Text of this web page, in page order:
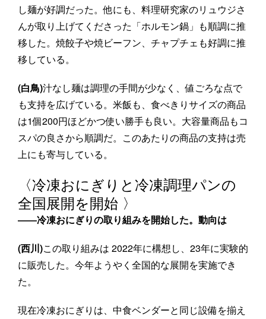
し麺が好調だった。他にも、料理研究家のリュウジさ
んが取り上げてくださった「ホルモン鍋」も順調に推
移した。焼餃子や焼ビーフン、チャプチェも好調に推
移している。
(白鳥)汁なし麺は調理の手間が少なく、値ごろな点で
も支持を広げている。米飯も、食べきりサイズの商品
は1個200円ほどかつ使い勝手も良い。大容量商品もコ
スパの良さから順調だ。このあたりの商品の支持は売
上にも寄与している。
〈冷凍おにぎりと冷凍調理パンの
全国展開を開始 〉
――冷凍おにぎりの取り組みを開始した。動向は
(西川)この取り組みは 2022年に構想し、23年に実験的
に販売した。今年ようやく全国的な展開を実施でき
た。
現在冷凍おにぎりは、中食ベンダーと同じ設備を揃え